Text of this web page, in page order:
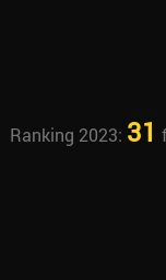
Ranking 2023: 31